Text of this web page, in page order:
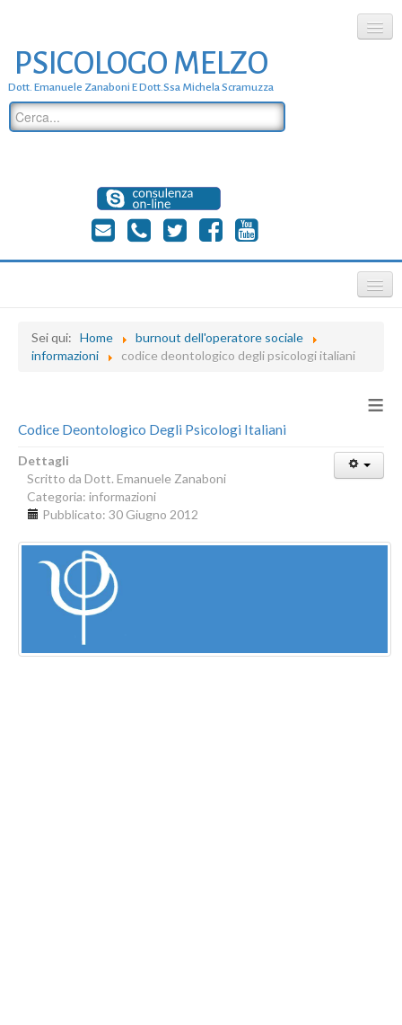
chi siamo
dove siamo
dott. Emanuele Zanaboni
dott.ssa michela scramuzza
PSICOLOGO MELZO
Dott. Emanuele Zanaboni E Dott.ssa Michela Scramuzza
Sei qui: Home
burnout dell'operatore sociale
informazioni
codice deontologico degli psicologi italiani
≡
Codice Deontologico Degli Psicologi Italiani
Dettagli
Scritto da Dott. Emanuele Zanaboni
Categoria: informazioni
Pubblicato: 30 Giugno 2012